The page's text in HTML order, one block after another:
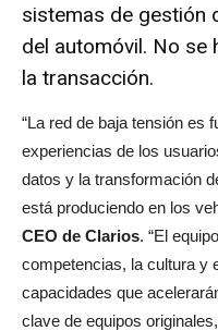
sistemas de gestión
del automóvil. No se
la transacción.
“La red de baja tensión es
experiencias de los
datos y la transformación
está produciendo en los
CEO de Clarios. “El
competencias, la cultura y
capacidades que
clave de equipos